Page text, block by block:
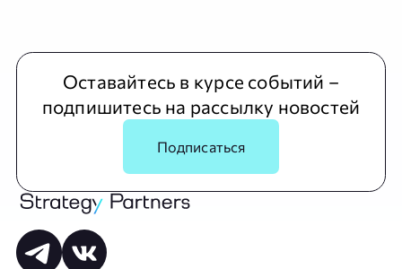
Оставайтесь в курсе событий –
подпишитесь на рассылку новостей
Подписаться